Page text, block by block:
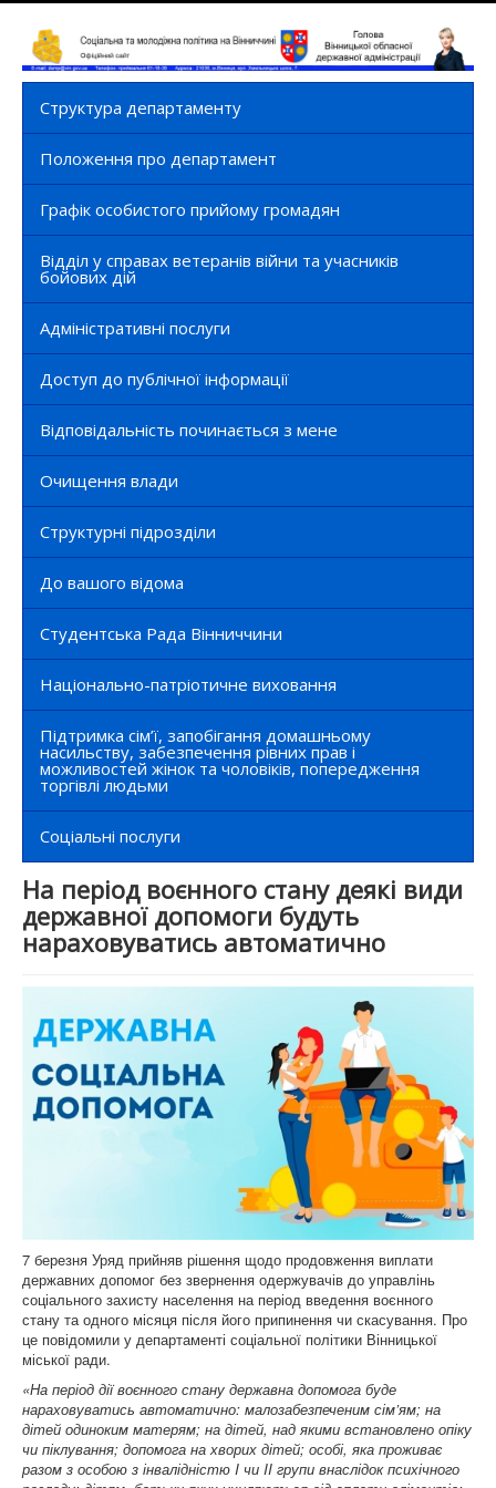
Структура департаменту
Положення про департамент
Графік особистого прийому громадян
Відділ у справах ветеранів війни та учасників
бойових дій
Адміністративні послуги
Доступ до публічної інформації
Відповідальність починається з мене
Очищення влади
Структурні підрозділи
До вашого відома
Студентська Рада Вінниччини
Національно-патріотичне виховання
Підтримка сім’ї, запобігання домашньому
насильству, забезпечення рівних прав і
можливостей жінок та чоловіків, попередження
торгівлі людьми
Соціальні послуги
На період воєнного стану деякі види
державної допомоги будуть
нараховуватись автоматично
7 березня Уряд прийняв рішення щодо продовження виплати
державних допомог без звернення одержувачів до управлінь
соціального захисту населення на період введення воєнного
стану та одного місяця після його припинення чи скасування. Про
це повідомили у департаменті соціальної політики Вінницької
міської ради.
«На період дії воєнного стану державна допомога буде
нараховуватись автоматично: малозабезпеченим сім’ям; на
дітей одиноким матерям; на дітей, над якими встановлено опіку
чи піклування; допомога на хворих дітей; особі, яка проживає
разом з особою з інвалідністю I чи II групи внаслідок психічного